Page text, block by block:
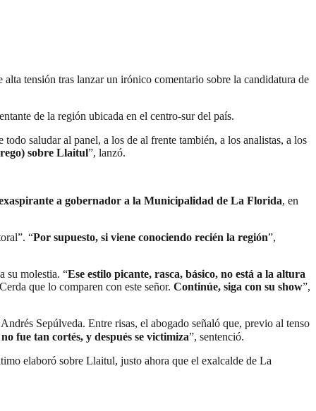
tensión tras lanzar un irónico comentario sobre la candidatura de
de la región ubicada en el centro-sur del país.
saludar al panel, a los de al frente también, a los analistas, a los
sobre Llaitul”, lanzó.
a gobernador a la Municipalidad de La Florida, en
“Por supuesto, si viene conociendo recién la región”,
su molestia. “Ese estilo picante, rasca, básico, no está a la altura
que lo comparen con este señor. Continúe, siga con su show”,
Sepúlveda. Entre risas, el abogado señaló que, previo al tenso
fue tan cortés, y después se victimiza”, sentenció.
elaboró sobre Llaitul, justo ahora que el exalcalde de La